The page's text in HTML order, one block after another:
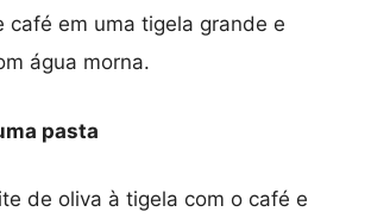
café em uma tigela grande e
água morna.
pasta
de oliva à tigela com o café e